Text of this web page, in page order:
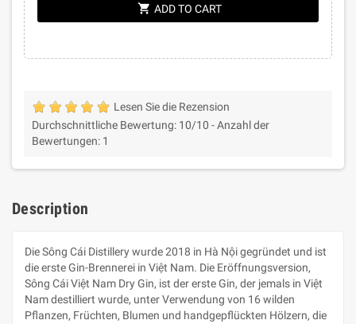
shopping_cart ADD TO CART
Lesen Sie die Rezension
Durchschnittliche Bewertung: 10/10 -Anzahl der
Bewertungen: 1
Description
Die Sông Cái Distillery wurde 2018 in Hà Nội gegründet und ist
die erste Gin-Brennerei in Việt Nam. Die Eröffnungsversion,
Sông Cái Việt Nam Dry Gin, ist der erste Gin, der jemals in Việt
Nam destilliert wurde, unter Verwendung von 16 wilden
Pflanzen, Früchten, Blumen und handgepflückten Hölzern, die